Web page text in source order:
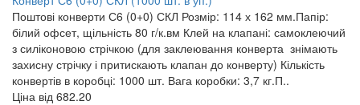
Поштові конверти С6 (0+0) СКЛ Розмір: 114 х 162 мм.Папір:
білий офсет, щільність 80 г/к.вм Клей на клапані: самоклеючий
з силіконовою стрічкою (для заклеювання конверта знімають
захисну стрічку і притискають клапан до конверту) Кількість
конвертів в коробці: 1000 шт. Вага коробки: 3,7 кг.П..
Ціна від 682.20